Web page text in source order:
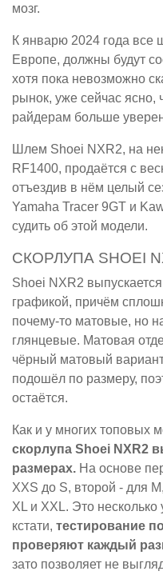
мозг.
К январю 2024 года
Европе, должны будут
хотя пока невозможно
рынок, уже сейчас ясно,
райдерам больше
Шлем Shoei NXR2, на
RF1400, продаётся с
отъездив в нём целый
Yamaha Tracer 9GT и
судить об этой модели.
СКОРЛУПА SHOEI
Shoei NXR2
графикой, причём
почему-то матовые, но
глянцевые. Матовая
чёрный матовый
подошёл по размеру,
остаётся.
Как и у многих топовых
скорлупа Shoei NXR2
размерах. На основе
XXS до S, второй - для
XL и XXL. Это несколько
кстати, тестирование
проверяют каждый
зато позволяет не